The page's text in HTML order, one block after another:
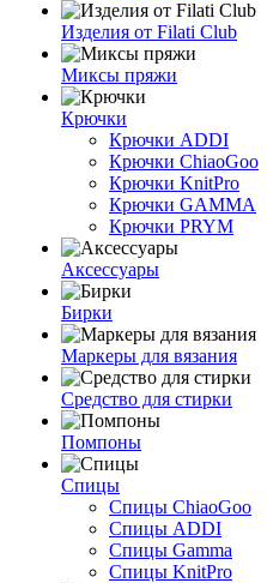
Изделия от Filati Club
Миксы пряжи
Крючки
Крючки ADDI
Крючки ChiaoGoo
Крючки KnitPro
Крючки GAMMA
Крючки PRYM
Аксессуары
Бирки
Маркеры для вязания
Средство для стирки
Помпоны
Спицы
Спицы ChiaoGoo
Спицы ADDI
Спицы Gamma
Спицы KnitPro